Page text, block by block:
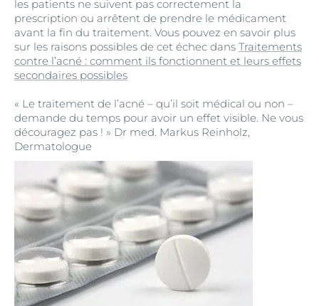
les patients ne suivent pas correctement la
prescription ou arrêtent de prendre le médicament
avant la fin du traitement. Vous pouvez en savoir plus
sur les raisons possibles de cet échec dans Traitements
contre l’acné : comment ils fonctionnent et leurs effets
secondaires possibles
« Le traitement de l’acné – qu’il soit médical ou non –
demande du temps pour avoir un effet visible. Ne vous
découragez pas ! » Dr med. Markus Reinholz,
Dermatologue